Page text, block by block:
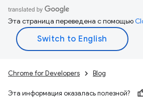
Эта страница переведена с помощью
Chrome for Developers Blog
Эта информация оказалась полезной?